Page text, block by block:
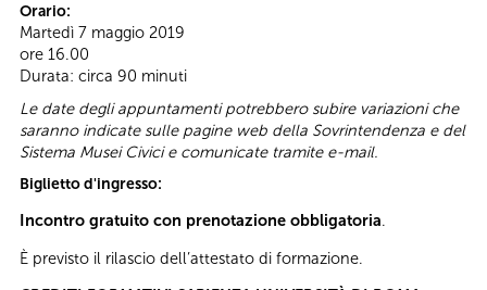
Orario:
Martedì 7 maggio 2019
ore 16.00
Durata: circa 90 minuti
Le date degli appuntamenti potrebbero subire variazioni che
saranno indicate sulle pagine web della Sovrintendenza e del
Sistema Musei Civici e comunicate tramite e-mail.
Biglietto d'ingresso:
Incontro gratuito con prenotazione obbligatoria.
È previsto il rilascio dell’attestato di formazione.